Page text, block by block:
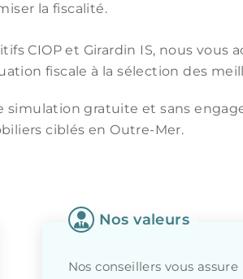
la fiscalité.
CIOP et Girardin IS, nous
fiscale à la sélection des
simulation gratuite et sans
ciblés en Outre-Mer.
Nos valeurs
Nos conseillers vous assure